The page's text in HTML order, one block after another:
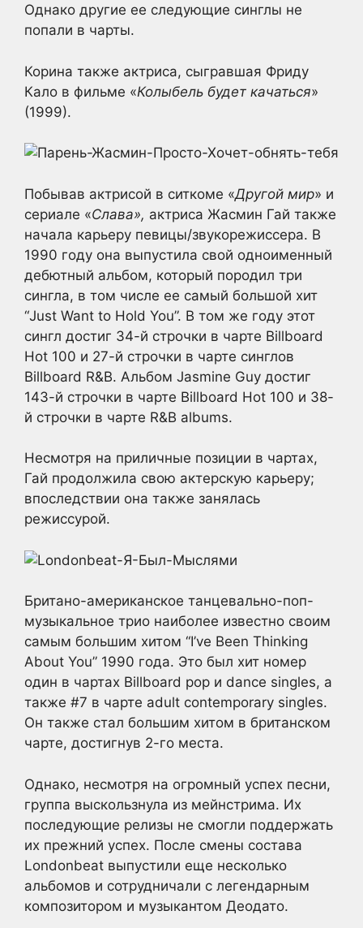
Однако другие ее следующие синглы не
попали в чарты.
Корина также актриса, сыгравшая Фриду
Кало в фильме «Колыбель будет качаться»
(1999).
Побывав актрисой в ситкоме «Другой мир» и
сериале «Слава», актриса Жасмин Гай также
начала карьеру певицы/звукорежиссера. В
1990 году она выпустила свой одноименный
дебютный альбом, который породил три
сингла, в том числе ее самый большой хит
“Just Want to Hold You”. В том же году этот
сингл достиг 34-й строчки в чарте Billboard
Hot 100 и 27-й строчки в чарте синглов
Billboard R&B. Альбом Jasmine Guy достиг
143-й строчки в чарте Billboard Hot 100 и 38-
й строчки в чарте R&B albums.
Несмотря на приличные позиции в чартах,
Гай продолжила свою актерскую карьеру;
впоследствии она также занялась
режиссурой.
Британо-американское танцевально-поп-
музыкальное трио наиболее известно своим
самым большим хитом “I’ve Been Thinking
About You” 1990 года. Это был хит номер
один в чартах Billboard pop и dance singles, а
также #7 в чарте adult contemporary singles.
Он также стал большим хитом в британском
чарте, достигнув 2-го места.
Однако, несмотря на огромный успех песни,
группа выскользнула из мейнстрима. Их
последующие релизы не смогли поддержать
их прежний успех. После смены состава
Londonbeat выпустили еще несколько
альбомов и сотрудничали с легендарным
композитором и музыкантом Деодато.